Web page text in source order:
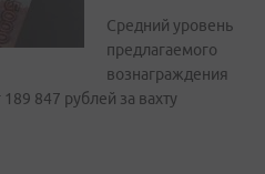
Средний уровень
предлагаемого
вознаграждения
847 рублей за вахту